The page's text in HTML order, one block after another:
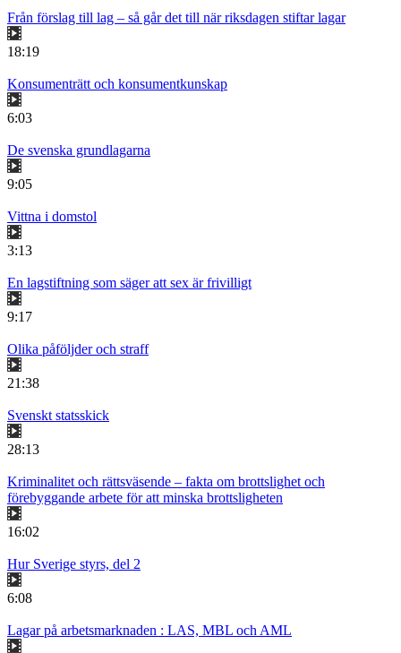
Från förslag till lag – så går det till när riksdagen stiftar lagar
18:19
Konsumenträtt och konsumentkunskap
6:03
De svenska grundlagarna
9:05
Vittna i domstol
3:13
En lagstiftning som säger att sex är frivilligt
9:17
Olika påföljder och straff
21:38
Svenskt statsskick
28:13
Kriminalitet och rättsväsende – fakta om brottslighet och
förebyggande arbete för att minska brottsligheten
16:02
Hur Sverige styrs, del 2
6:08
Lagar på arbetsmarknaden : LAS, MBL och AML